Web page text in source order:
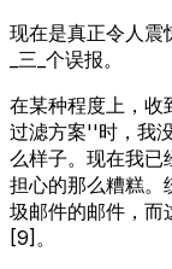
现在是真正令人震
_三_个误报。
在某种程度上，收
过滤方案''时，我
么样子。现在我已
担心的那么糟糕。
圾邮件的邮件，而
[9]。